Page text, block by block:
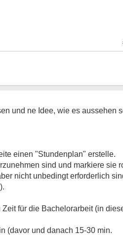
und ne Idee, wie es aussehen
einen "Stundenplan" erstelle.
sind und markiere sie
nicht unbedingt erforderlich
für die Bachelorarbeit (in
(davor und danach 15-30 min.